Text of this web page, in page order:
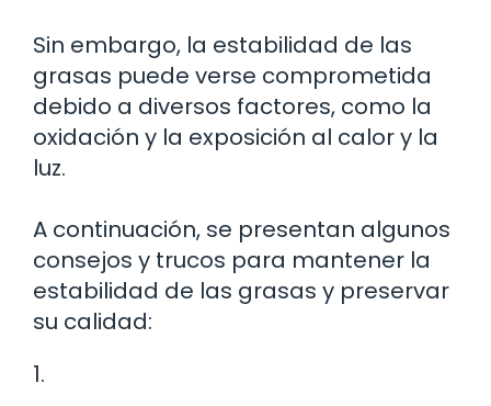
Sin embargo, la estabilidad de las
grasas puede verse comprometida
debido a diversos factores, como la
oxidación y la exposición al calor y la
luz.
A continuación, se presentan algunos
consejos y trucos para mantener la
estabilidad de las grasas y preservar
su calidad:
1.